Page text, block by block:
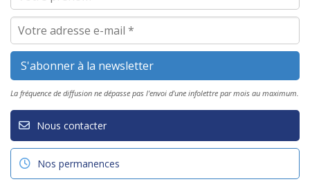
La fréquence de diffusion ne dépasse pas l'envoi d'une infolettre par mois au maximum.
Nous contacter
Nos permanences